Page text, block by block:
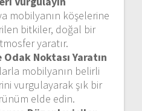
mobilyanın köşelerine
bitkiler, doğal bir
yaratır.
Noktası Yaratın
mobilyanın belirli
vurgulayarak şık bir
elde edin.